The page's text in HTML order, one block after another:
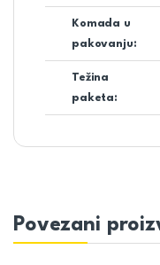
Komada u
pakovanju:
Težina
paketa:
Povezani